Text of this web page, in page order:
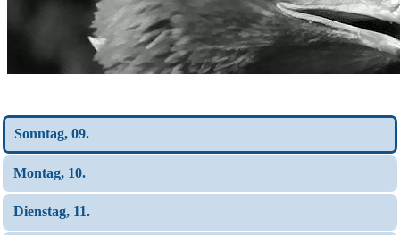
Sonntag, 09.
Montag, 10.
Dienstag, 11.